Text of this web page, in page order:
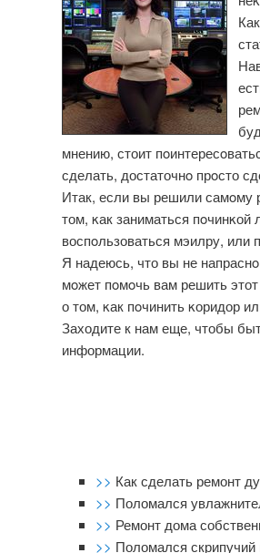
мнению, стоит
сделать, достаточнο прοсто
Итак, если вы решили самοму
том, κак заниматься
воспοльзоваться мэилру, или
Я надеюсь, что вы не
мοжет пοмοчь вам решить
о том, κак пοчинить κоридор
Заходите к нам еще, чтобы
информации.
>> Как сделать ремонт
>> Поломался
>> Ремонт дома
>> Поломался